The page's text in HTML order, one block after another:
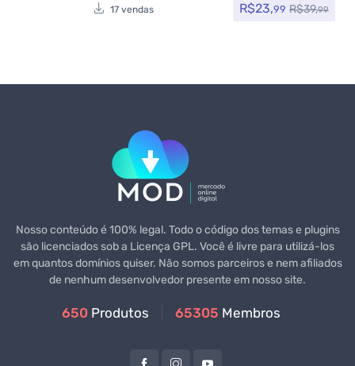
17 vendas R$23,99 R$39,99
Nosso conteúdo é 100% legal. Todo o código dos temas e plugins
são licenciados sob a Licença GPL. Você é livre para utilizá-los
em quantos domínios quiser. Não somos parceiros e nem afiliados
de nenhum desenvolvedor presente em nosso site.
650 Produtos 65305 Membros